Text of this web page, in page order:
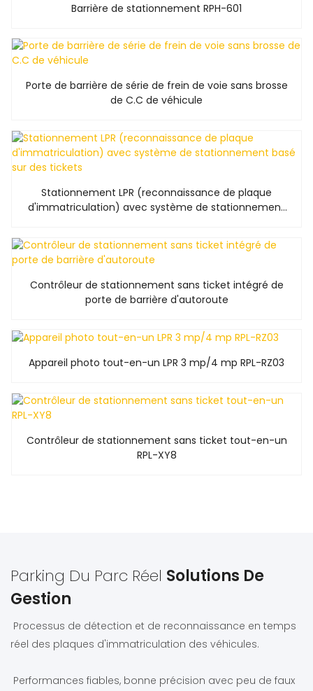
Barrière de stationnement RPH-601
Porte de barrière de série de frein de voie sans brosse
de C.C de véhicule
Stationnement LPR (reconnaissance de plaque
d'immatriculation) avec système de stationnement
Contrôleur de stationnement sans ticket intégré de
porte de barrière d'autoroute
Appareil photo tout-en-un LPR 3 mp/4 mp RPL-RZ03
Contrôleur de stationnement sans ticket tout-en-un
RPL-XY8
Parking Du Parc Réel Solutions De
Gestion
Processus de détection et de reconnaissance en temps
réel des plaques d'immatriculation des véhicules.
Performances fiables, bonne précision avec peu de faux